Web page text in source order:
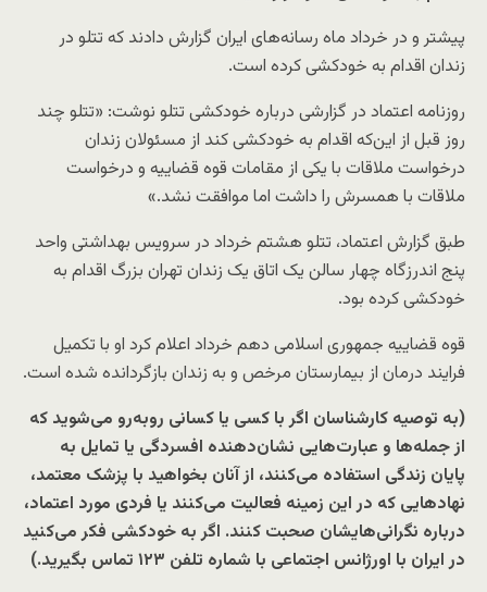
پیشتر و در خرداد ماه رسانه‌های ایران گزارش دادند که تتلو در
زندان اقدام به خودکشی کرده است.
روزنامه اعتماد در گزارشی درباره خودکشی تتلو نوشت: «تتلو چند
روز قبل از این‌که اقدام به خودکشی کند از مسئولان زندان
درخواست ملاقات با یکی از مقامات قوه قضاییه و درخواست
ملاقات با همسرش را داشت اما موافقت نشد.»
طبق گزارش اعتماد، تتلو هشتم خرداد در سرویس بهداشتی واحد
پنج اندرزگاه چهار سالن یک اتاق یک زندان تهران بزرگ اقدام به
خودکشی کرده بود.
قوه قضاییه جمهوری اسلامی دهم خرداد اعلام کرد او با تکمیل
فرایند درمان از بیمارستان مرخص و به زندان بازگردانده شده است.
(به توصیه کارشناسان اگر با کسی یا کسانی روبه‌رو می‌شوید که
از جمله‌ها و عبارت‌هایی نشان‌دهنده افسردگی یا تمایل به
پایان زندگی استفاده می‌کنند، از آنان بخواهید با پزشک معتمد،
نهادهایی که در این زمینه فعالیت می‌کنند یا فردی مورد اعتماد،
درباره نگرانی‌هایشان صحبت کنند. اگر به خودکشی فکر می‌کنید
در ایران با اورژانس اجتماعی با شماره تلفن ۱۲۳ تماس بگیرید.)